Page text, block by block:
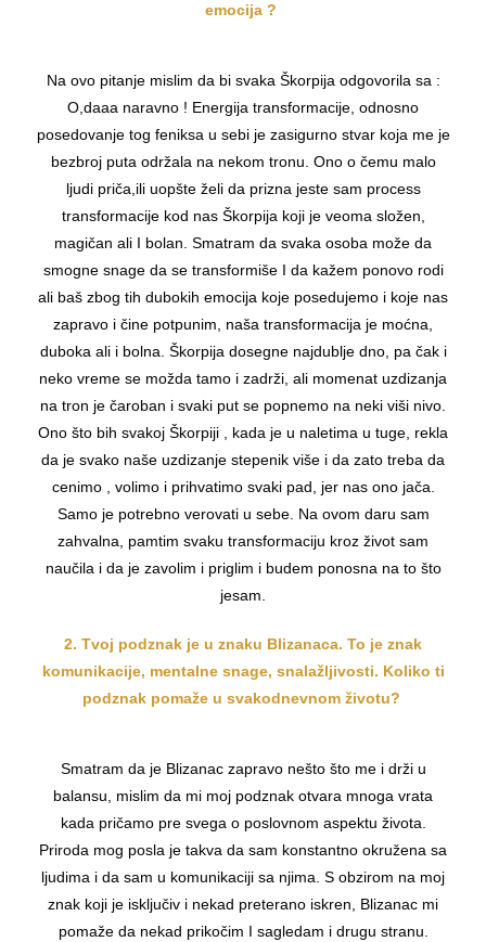
emocija ?
Na ovo pitanje mislim da bi svaka Škorpija odgovorila sa :
O,daaa naravno ! Energija transformacije, odnosno
posedovanje tog feniksa u sebi je zasigurno stvar koja me je
bezbroj puta održala na nekom tronu. Ono o čemu malo
ljudi priča,ili uopšte želi da prizna jeste sam process
transformacije kod nas Škorpija koji je veoma složen,
magičan ali I bolan. Smatram da svaka osoba može da
smogne snage da se transformiše I da kažem ponovo rodi
ali baš zbog tih dubokih emocija koje posedujemo i koje nas
zapravo i čine potpunim, naša transformacija je moćna,
duboka ali i bolna. Škorpija dosegne najdublje dno, pa čak i
neko vreme se možda tamo i zadrži, ali momenat uzdizanja
na tron je čaroban i svaki put se popnemo na neki viši nivo.
Ono što bih svakoj Škorpiji , kada je u naletima u tuge, rekla
da je svako naše uzdizanje stepenik više i da zato treba da
cenimo , volimo i prihvatimo svaki pad, jer nas ono jača.
Samo je potrebno verovati u sebe. Na ovom daru sam
zahvalna, pamtim svaku transformaciju kroz život sam
naučila i da je zavolim i priglim i budem ponosna na to što
jesam.
2. Tvoj podznak je u znaku Blizanaca. To je znak
komunikacije, mentalne snage, snalažljivosti. Koliko ti
podznak pomaže u svakodnevnom životu?
Smatram da je Blizanac zapravo nešto što me i drži u
balansu, mislim da mi moj podznak otvara mnoga vrata
kada pričamo pre svega o poslovnom aspektu života.
Priroda mog posla je takva da sam konstantno okružena sa
ljudima i da sam u komunikaciji sa njima. S obzirom na moj
znak koji je isključiv i nekad preterano iskren, Blizanac mi
pomaže da nekad prikočim I sagledam i drugu stranu.